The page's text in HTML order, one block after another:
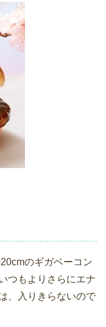
のギガベーコン
つもよりさらにエナ
、入りきらないので